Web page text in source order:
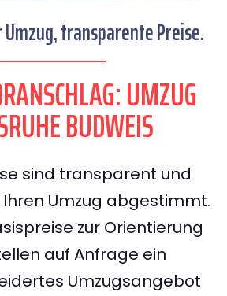
transparente Preise.
UMZUG
BUDWEIS
sind transparent und
Umzug abgestimmt.
zur Orientierung
auf Anfrage ein
Umzugsangebot